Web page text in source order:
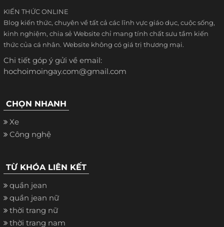
KIẾN THỨC ONLINE
Blog kiến thức, chuyên về tất cả các lĩnh vực giáo dục, cuộc sống,
kinh nghiệm, chia sẻ Website chỉ mang tính chất sưu tầm kiến
thức của cá nhân. Website không có giá trị thương mại.
Chi tiết góp ý gửi về email:
hochoimoingay.com@gmail.com
CHỌN NHANH
Xe
Công nghệ
TỪ KHÓA LIÊN KẾT
quần jean
quần jean nữ
thời trang nữ
thời trang nam